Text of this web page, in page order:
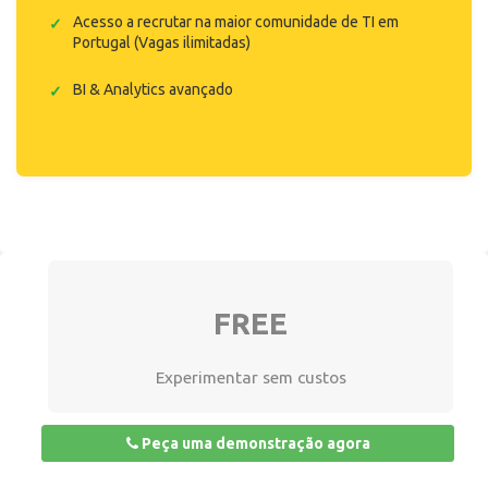
Acesso a recrutar na maior comunidade de TI em
Portugal (Vagas ilimitadas)
BI & Analytics avançado
FREE
Experimentar sem custos
Peça uma demonstração agora